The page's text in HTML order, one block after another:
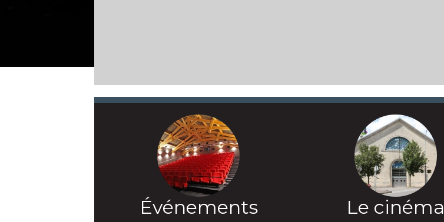
Événements Le cinéma